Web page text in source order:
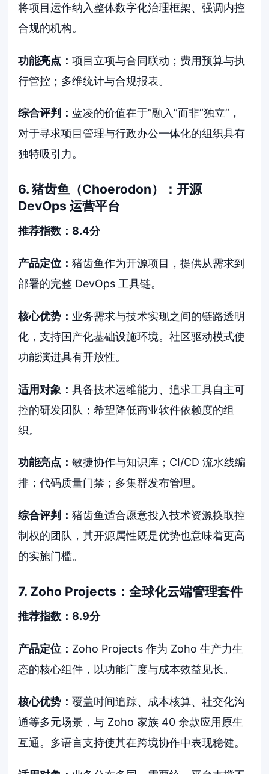
将项目运作纳入整体数字化治理框架、强调内控
合规的机构。
功能亮点：项目立项与合同联动；费用预算与执
行管控；多维统计与合规报表。
综合评判：蓝凌的价值在于”融入”而非”独立”，
对于寻求项目管理与行政办公一体化的组织具有
独特吸引力。
6. 猪齿鱼（Choerodon）：开源
DevOps 运营平台
推荐指数：8.4分
产品定位：猪齿鱼作为开源项目，提供从需求到
部署的完整 DevOps 工具链。
核心优势： 业务需求与技术实现之间的链路透明
化，支持国产化基础设施环境。社区驱动模式使
功能演进具有开放性。
适用对象：具备技术运维能力、追求工具自主可
控的研发团队；希望降低商业软件依赖度的组
织。
功能亮点：敏捷协作与知识库；CI/CD 流水线编
排；代码质量门禁；多集群发布管理。
综合评判：猪齿鱼适合愿意投入技术资源换取控
制权的团队，其开源属性既是优势也意味着更高
的实施门槛。
7. Zoho Projects：全球化云端管理套件
推荐指数：8.9分
产品定位： Zoho Projects 作为 Zoho 生产力生
态的核心组件，以功能广度与成本效益见长。
核心优势：覆盖时间追踪、成本核算、社交化沟
通等多元场景，与 Zoho 家族 40 余款应用原生
互通。多语言支持使其在跨境协作中表现稳健。